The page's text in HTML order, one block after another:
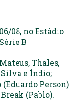
08, no Estádio
B
Thales,
e Índio;
Person)
(Pablo).